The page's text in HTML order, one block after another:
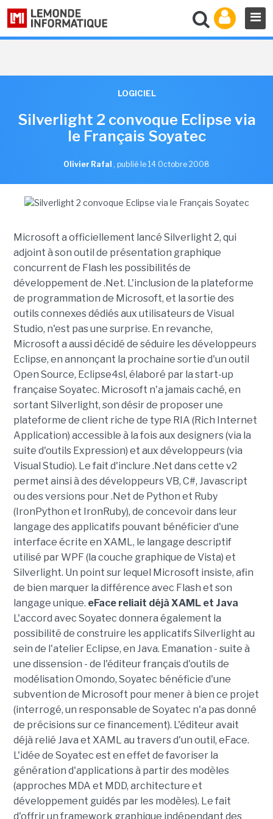
LOGICIEL
Silverlight 2 convoque Eclipse via
le Français Soyatec
Olivier Rafal , publié le 14 Octobre 2008
Microsoft a officiellement lancé Silverlight 2, qui
adjoint à son outil de présentation graphique
concurrent de Flash les possibilités de
développement de .Net. L'inclusion de la plateforme
de programmation de Microsoft, et la sortie des
outils connexes dédiés aux utilisateurs de Visual
Studio, n'est pas une surprise. En revanche,
Microsoft a aussi décidé de séduire les développeurs
Eclipse, en annonçant la prochaine sortie d'un outil
Open Source, Eclipse4sl, élaboré par la start-up
française Soyatec. Microsoft n'a jamais caché, en
sortant Silverlight, son désir de proposer une
plateforme de client riche de type RIA (Rich Internet
Application) accessible à la fois aux designers (via la
suite d'outils Expression) et aux développeurs (via
Visual Studio). Le fait d'inclure .Net dans cette v2
permet ainsi à des développeurs VB, C#, Javascript
ou des versions pour .Net de Python et Ruby
(IronPython et IronRuby), de concevoir dans leur
langage des applicatifs pouvant bénéficier d'une
interface écrite en XAML, le langage descriptif
utilisé par WPF (la couche graphique de Vista) et
Silverlight. Un point sur lequel Microsoft insiste, afin
de bien marquer la différence avec Flash et son
langage unique. eFace reliait déjà XAML et Java
L'accord avec Soyatec donnera également la
possibilité de construire les applicatifs Silverlight au
sein de l'atelier Eclipse, en Java. Emanation - suite à
une dissension - de l'éditeur français d'outils de
modélisation Omondo, Soyatec bénéficie d'une
subvention de Microsoft pour mener à bien ce projet
(interrogé, un responsable de Soyatec n'a pas donné
de précisions sur ce financement). L'éditeur avait
déjà relié Java et XAML au travers d'un outil, eFace.
L'idée de Soyatec est en effet de favoriser la
génération d'applications à partir des modèles
(approches MDA et MDD, architecture et
développement guidés par les modèles). Le fait
d'offrir un framework graphique indépendant des